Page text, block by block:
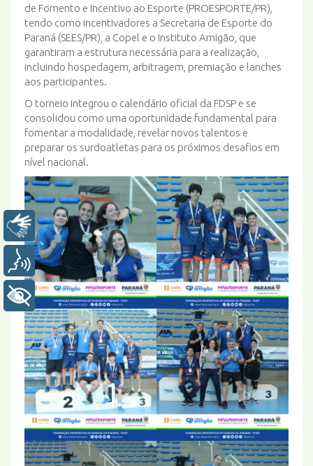
de Fomento e Incentivo ao Esporte (PROESPORTE/PR),
tendo como incentivadores a Secretaria de Esporte do
Paraná (SEES/PR), a Copel e o Instituto Amigão, que
garantiram a estrutura necessária para a realização,
incluindo hospedagem, arbitragem, premiação e lanches
aos participantes.
O torneio integrou o calendário oficial da FDSP e se
consolidou como uma oportunidade fundamental para
fomentar a modalidade, revelar novos talentos e
preparar os surdoatletas para os próximos desafios em
nível nacional.
Libras
Voz
+ Acessibilidade